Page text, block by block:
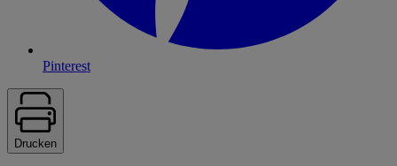
Pinterest
Drucken